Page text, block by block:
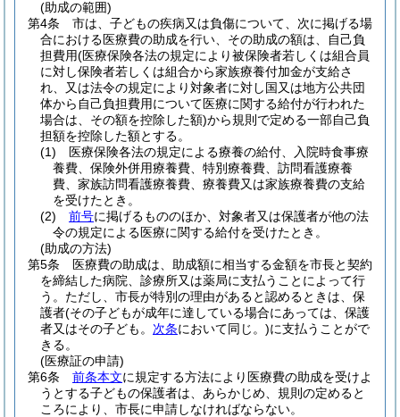
(助成の範囲)
第4条
市は、子どもの疾病又は負傷について、次に掲げる場
合における医療費の助成を行い、その助成の額は、自己負
担費用(医療保険各法の規定により被保険者若しくは組合員
に対し保険者若しくは組合から家族療養付加金が支給さ
れ、又は法令の規定により対象者に対し国又は地方公共団
体から自己負担費用について医療に関する給付が行われた
場合は、その額を控除した額)から規則で定める一部自己負
担額を控除した額とする。
(1)
医療保険各法の規定による療養の給付、入院時食事療
養費、保険外併用療養費、特別療養費、訪問看護療養
費、家族訪問看護療養費、療養費又は家族療養費の支給
を受けたとき。
(2)
前号に掲げるもののほか、対象者又は保護者が他の法
令の規定による医療に関する給付を受けたとき。
(助成の方法)
第5条
医療費の助成は、助成額に相当する金額を市長と契約
を締結した病院、診療所又は薬局に支払うことによって行
う。 ただし、市長が特別の理由があると認めるときは、保
護者(その子どもが成年に達している場合にあっては、保護
者又はその子ども。 次条において同じ。)に支払うことがで
きる。
(医療証の申請)
第6条
前条本文に規定する方法により医療費の助成を受けよ
うとする子どもの保護者は、あらかじめ、規則の定めると
ころにより、市長に申請しなければならない。